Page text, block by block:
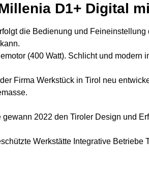
D1+ Digital
die Bedienung und
(400 Watt). Schlicht und modern
Firma Werkstück in Tirol neu
2022 den Tiroler Design und
Werkstätte Integrative